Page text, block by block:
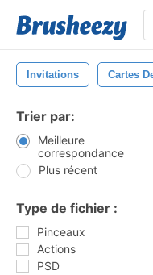
Invitations Cartes
Trier par:
Meilleure
correspondance
Plus récent
Type de fichier :
Pinceaux
Actions
PSD